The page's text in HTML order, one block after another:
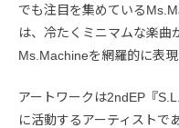
でも注目を集めている
は、冷たくミニマムな楽曲
Ms.Machineを網羅的に表
アートワークは2ndEP『
に活動するアーティストで